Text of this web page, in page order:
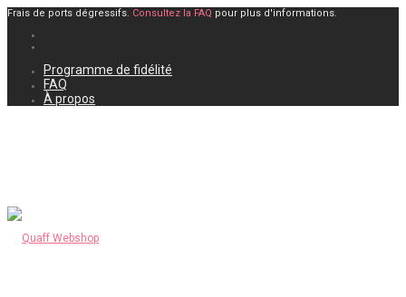
Frais de ports dégressifs. Consultez la FAQ pour plus d'informations.
Programme de fidélité
FAQ
À propos